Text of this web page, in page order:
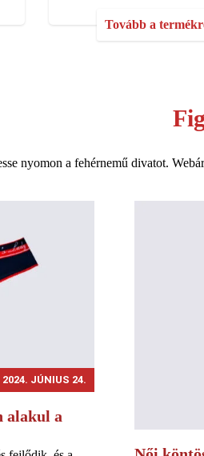
Tovább a
nyomon a fehérnemű divatot.
2024. JÚNIUS 24.
alakul a